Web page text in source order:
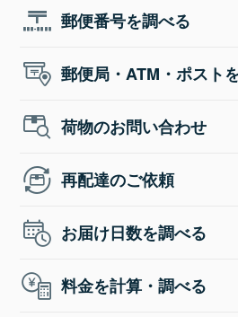
郵便番号を調べる
郵便局・ATM・ポスト
荷物のお問い合わせ
再配達のご依頼
お届け日数を調べる
料金を計算・調べる